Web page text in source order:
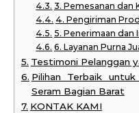
3. Pemesanan dan
4. Pengiriman
5. Penerimaan dan
6. Layanan Purna
Testimoni Pelanggan
Pilihan Terbaik
Seram Bagian Barat
KONTAK KAMI